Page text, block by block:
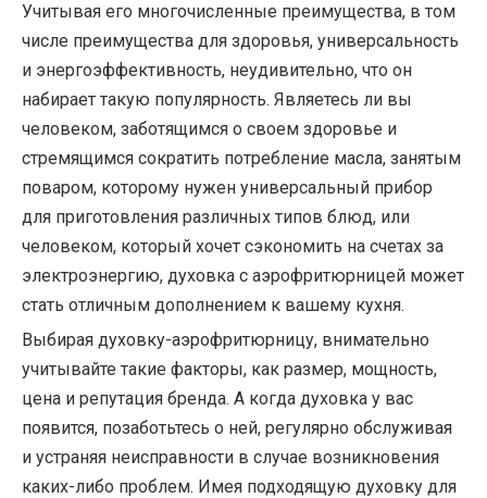
Учитывая его многочисленные преимущества, в том
числе преимущества для здоровья, универсальность
и энергоэффективность, неудивительно, что он
набирает такую ​​популярность. Являетесь ли вы
человеком, заботящимся о своем здоровье и
стремящимся сократить потребление масла, занятым
поваром, которому нужен универсальный прибор
для приготовления различных типов блюд, или
человеком, который хочет сэкономить на счетах за
электроэнергию, духовка с аэрофритюрницей может
стать отличным дополнением к вашему кухня.
Выбирая духовку-аэрофритюрницу, внимательно
учитывайте такие факторы, как размер, мощность,
цена и репутация бренда. А когда духовка у вас
появится, позаботьтесь о ней, регулярно обслуживая
и устраняя неисправности в случае возникновения
каких-либо проблем. Имея подходящую духовку для